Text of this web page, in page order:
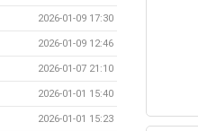
2026-01-09 17:30
2026-01-09 12:46
2026-01-07 21:10
2026-01-01 15:40
2026-01-01 15:23